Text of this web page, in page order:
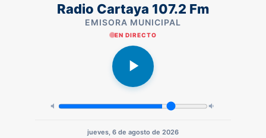
Radio Cartaya 107.2 Fm
EMISORA MUNICIPAL
EN DIRECTO
jueves, 6 de agosto de 2026